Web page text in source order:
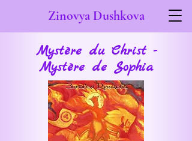
Zinovya Dushkova
Mystère du Christ -
Mystère de Sophia